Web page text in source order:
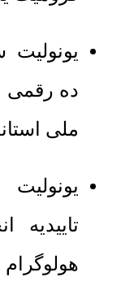
ده رقمی
ملی
هولوگرام